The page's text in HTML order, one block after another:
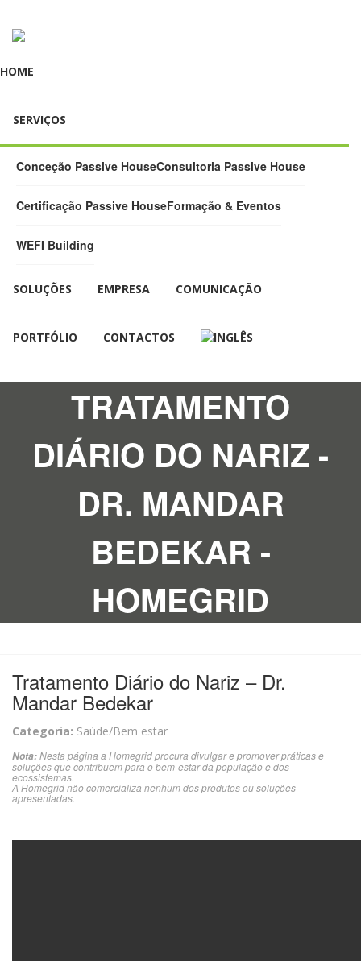
HOME
SERVIÇOS
Conceção Passive HouseConsultoria Passive House
Certificação Passive HouseFormação & Eventos
WEFI Building
SOLUÇÕES EMPRESA COMUNICAÇÃO
PORTFÓLIO CONTACTOS
TRATAMENTO
DIÁRIO DO NARIZ -
DR. MANDAR
BEDEKAR -
HOMEGRID
Tratamento Diário do Nariz – Dr.
Mandar Bedekar
Categoria: Saúde/Bem estar
Nota:Nesta página a Homegrid procura divulgar e promover práticas e
soluções que contribuem para o bem-estar da população e dos
ecossistemas.
A Homegrid não comercializa nenhum dos produtos ou soluções
apresentadas.